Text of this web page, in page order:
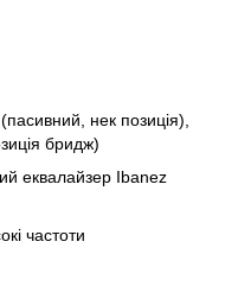
нек позиція),
бридж)
еквалайзер Ibanez
частоти